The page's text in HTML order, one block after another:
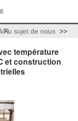
Au sujet de nous >>
température
et construction